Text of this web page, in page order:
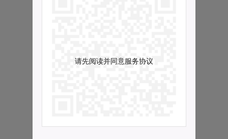
请先阅读并同意服务协议